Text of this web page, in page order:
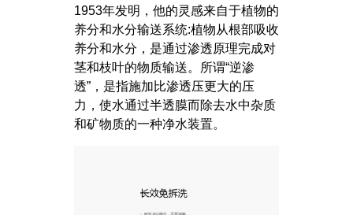
1953年发明，他的灵感来自于植物的
养分和水分输送系统:植物从根部吸收
养分和水分，是通过渗透原理完成对
茎和枝叶的物质输送。所谓“逆渗
透”，是指施加比渗透压更大的压
力，使水通过半透膜而除去水中杂质
和矿物质的一种净水装置。